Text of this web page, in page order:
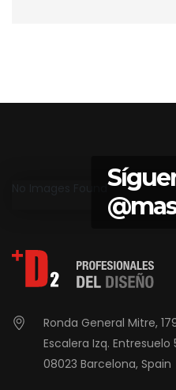
Ronda General Mitre,
Escalera Izq. Entresuelo
08023 Barcelona, Spain